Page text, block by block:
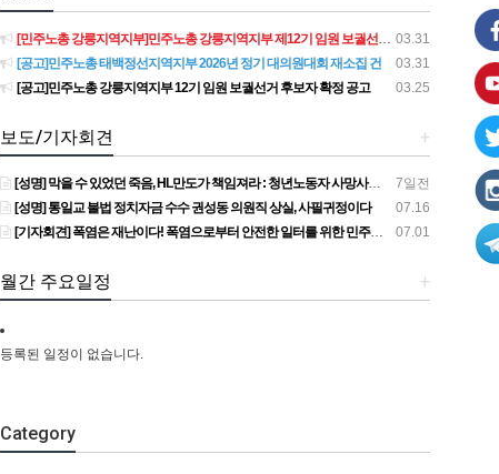
03.31
[민주노총 강릉지역지부]민주노총 강릉지역지부 제12기 임원 보궐선거결과 공고
03.31
[공고]민주노총 태백정선지역지부 2026년 정기 대의원대회 재소집 건
03.25
[공고]민주노총 강릉지역지부 12기 임원 보궐선거 후보자 확정 공고
+
보도/기자회견
7일전
[성명] 막을 수 있었던 죽음, HL만도가 책임져라 : 청년노동자 사망사고의 철저한 진상규명과 재발방지 대책 마련하라
07.16
[성명] 통일교 불법 정치자금 수수 권성동 의원직 상실, 사필귀정이다
07.01
[기자회견] 폭염은 재난이다! 폭염으로부터 안전한 일터를 위한 민주노총 강원지역본부 폭염감시단 선포 기자회견
+
월간 주요일정
등록된 일정이 없습니다.
Category